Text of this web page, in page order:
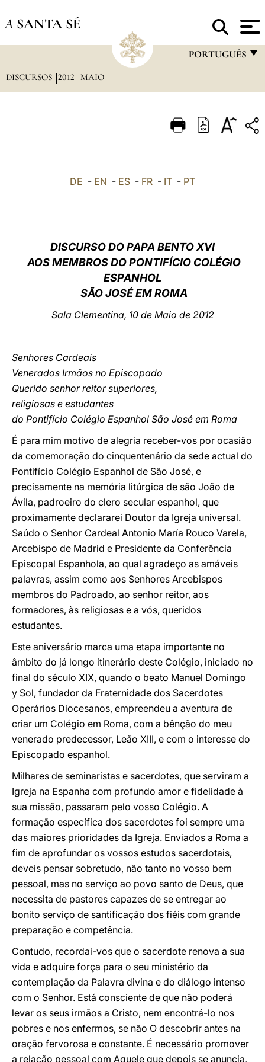
A SANTA SÉ
PORTUGUÊS
ITALIANO
中文
DISCURSOS 2012 MAIO
DE - EN - ES - FR - IT - PT
DISCURSO DO PAPA BENTO XVI
AOS MEMBROS DO PONTIFÍCIO COLÉGIO
ESPANHOL
SÃO JOSÉ EM ROMA
Sala Clementina, 10 de Maio de 2012
Senhores Cardeais
Venerados Irmãos no Episcopado
Querido senhor reitor superiores,
religiosas e estudantes
do Pontifício Colégio Espanhol São José em Roma
É para mim motivo de alegria receber-vos por ocasião
da comemoração do cinquentenário da sede actual do
Pontifício Colégio Espanhol de São José, e
precisamente na memória litúrgica de são João de
Ávila, padroeiro do clero secular espanhol, que
proximamente declararei Doutor da Igreja universal.
Saúdo o Senhor Cardeal Antonio María Rouco Varela,
Arcebispo de Madrid e Presidente da Conferência
Episcopal Espanhola, ao qual agradeço as amáveis
palavras, assim como aos Senhores Arcebispos
membros do Padroado, ao senhor reitor, aos
formadores, às religiosas e a vós, queridos
estudantes.
Este aniversário marca uma etapa importante no
âmbito do já longo itinerário deste Colégio, iniciado no
final do século XIX, quando o beato Manuel Domingo
y Sol, fundador da Fraternidade dos Sacerdotes
Operários Diocesanos, empreendeu a aventura de
criar um Colégio em Roma, com a bênção do meu
venerado predecessor, Leão XIII, e com o interesse do
Episcopado espanhol.
Milhares de seminaristas e sacerdotes, que serviram a
Igreja na Espanha com profundo amor e fidelidade à
sua missão, passaram pelo vosso Colégio. A
formação específica dos sacerdotes foi sempre uma
das maiores prioridades da Igreja. Enviados a Roma a
fim de aprofundar os vossos estudos sacerdotais,
deveis pensar sobretudo, não tanto no vosso bem
pessoal, mas no serviço ao povo santo de Deus, que
necessita de pastores capazes de se entregar ao
bonito serviço de santificação dos fiéis com grande
preparação e competência.
Contudo, recordai-vos que o sacerdote renova a sua
vida e adquire força para o seu ministério da
contemplação da Palavra divina e do diálogo intenso
com o Senhor. Está consciente de que não poderá
levar os seus irmãos a Cristo, nem encontrá-lo nos
pobres e nos enfermos, se não O descobrir antes na
oração fervorosa e constante. É necessário promover
a relação pessoal com Aquele que depois se anuncia,